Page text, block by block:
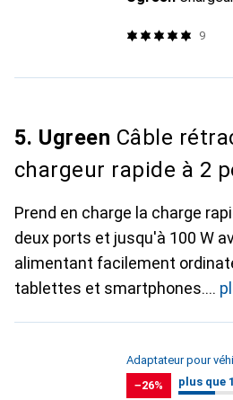
9
5. Ugreen Câble
chargeur rapide à 2
Prend en charge la charge
deux ports et jusqu'à 100 W
alimentant facilement
tablettes et smartphones.
Adaptateur pour
−26%
15 / 84
15 pièces
plus que